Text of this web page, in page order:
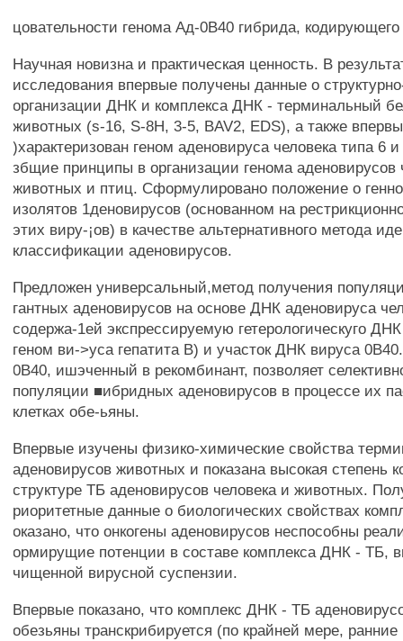
цовательности генома Ад-0В40 гибрида,
Научная новизна и практическая ценность. В
исследования впервые получены данные о
организации ДНК и комплекса ДНК - терминальный
животных (s-16, S-8H, 3-5, BAV2, EDS), а также
)характеризован геном аденовируса человека типа 6
збщие принципы в организации генома аденовирусов
животных и птиц. Сформулировано положение о
изолятов 1деновирусов (основанном на
этих виру-¡ов) в качестве альтернативного метода
классификации аденовирусов.
Предложен универсальный,метод получения
гантных аденовирусов на основе ДНК аденовируса
содержа-1ей экспрессируемую гетерологическуго
геном ви->уса гепатита В) и участок ДНК вируса
0В40, ишэченный в рекомбинант, позволяет
популяции ■ибридных аденовирусов в процессе их
клетках обе-ьяны.
Впервые изучены физико-химические свойства
аденовирусов животных и показана высокая степень
структуре ТБ аденовирусов человека и животных.
риоритетные данные о биологических свойствах
оказано, что онкогены аденовирусов неспособны
ормирущие потенции в составе комплекса ДНК - ТБ,
чищенной вирусной суспензии.
Впервые показано, что комплекс ДНК - ТБ
обезьяны транскрибируется (по крайней мере,